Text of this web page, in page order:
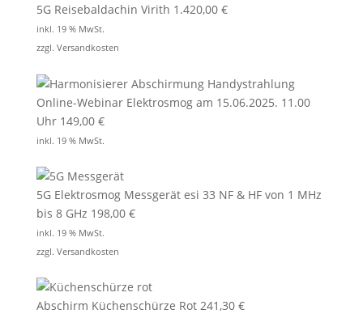
5G Reisebaldachin Virith 1.420,00 €
inkl. 19 % MwSt.
zzgl. Versandkosten
Online-Webinar Elektrosmog am 15.06.2025. 11.00
Uhr 149,00 €
inkl. 19 % MwSt.
5G Elektrosmog Messgerät esi 33 NF & HF von 1 MHz
bis 8 GHz 198,00 €
inkl. 19 % MwSt.
zzgl. Versandkosten
Abschirm Küchenschürze Rot 241,30 €